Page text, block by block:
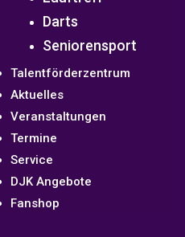
Darts
Seniorensport
Talentförderzentrum
Aktuelles
Veranstaltungen
Termine
Service
DJK Angebote
Fanshop